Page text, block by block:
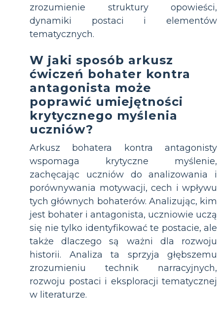
zrozumienie struktury opowieści,
dynamiki postaci i elementów
tematycznych.
W jaki sposób arkusz
ćwiczeń bohater kontra
antagonista może
poprawić umiejętności
krytycznego myślenia
uczniów?
Arkusz bohatera kontra antagonisty
wspomaga krytyczne myślenie,
zachęcając uczniów do analizowania i
porównywania motywacji, cech i wpływu
tych głównych bohaterów. Analizując, kim
jest bohater i antagonista, uczniowie uczą
się nie tylko identyfikować te postacie, ale
także dlaczego są ważni dla rozwoju
historii. Analiza ta sprzyja głębszemu
zrozumieniu technik narracyjnych,
rozwoju postaci i eksploracji tematycznej
w literaturze.